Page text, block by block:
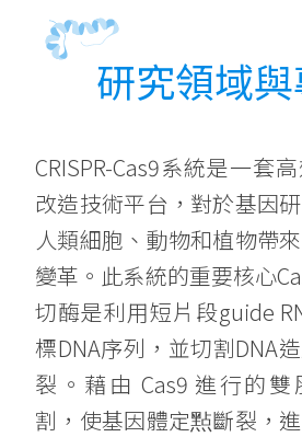
研究領域
CRISPR-Cas9系統是一套
改造技術平台，對於基因
人類細胞、動物和植物帶
變革。此系統的重要核心
切酶是利用短片段guide
標DNA序列，並切割DNA
裂。藉由 Cas9 進行的雙
割，使基因體定㸃斷裂，